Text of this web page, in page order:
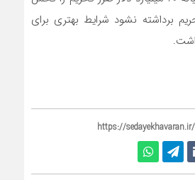
برداشته نشود شرایط بهتری برای
https://